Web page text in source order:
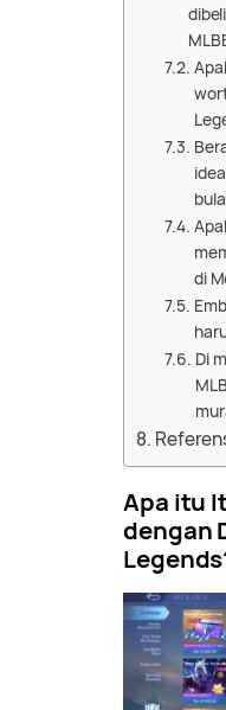
di
Di
Apa itu
dengan